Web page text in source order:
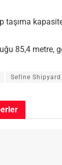
taşıma
85,4 metre,
Sefine Shipyard